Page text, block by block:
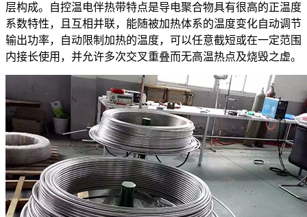
层构成。自控温电伴热带特点是导电聚合物具有很高的正温度
系数特性，且互相并联，能随被加热体系的温度变化自动调节
输出功率，自动限制加热的温度，可以任意截短或在一定范围
内接长使用，并允许多次交叉重叠而无高温热点及烧毁之虚。